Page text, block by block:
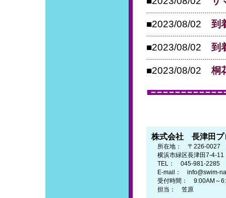
■2023/08/02 到
■2023/08/02 到
■2023/08/02 桐
株式会社 長津田プ
所在地： 〒226-0027
横浜市緑区長津田7-4-
TEL： 045-981-2285
E-mail： info@swim-
受付時間： 9:00AM～
担当： 笠原